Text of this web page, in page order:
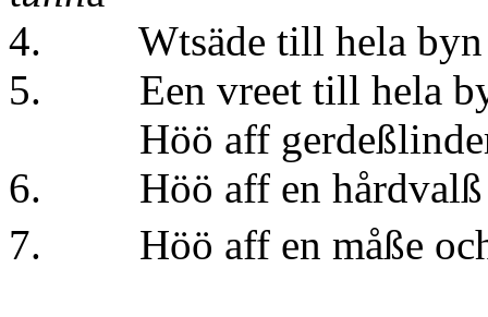
4. Wtsäde till hela
5. Een vreet till hela
Höö aff
6. Höö aff en
7. Höö aff en måße och